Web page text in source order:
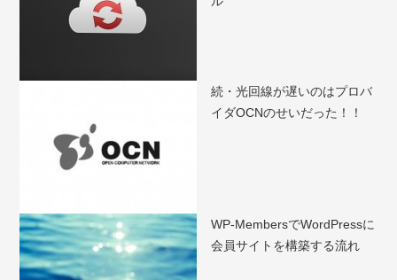
続・光回線が遅いのはプロバ
イダOCNのせいだった！！
WP-MembersでWordPressに
会員サイトを構築する流れ